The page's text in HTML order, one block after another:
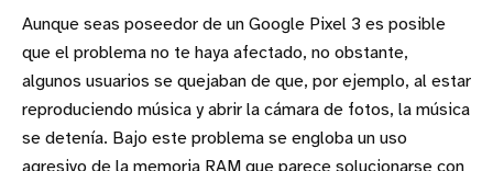
Aunque seas poseedor de un Google Pixel 3 es posible
que el problema no te haya afectado, no obstante,
algunos usuarios se quejaban de que, por ejemplo, al estar
reproduciendo música y abrir la cámara de fotos, la música
se detenía. Bajo este problema se engloba un uso
agresivo de la memoria RAM que parece solucionarse con